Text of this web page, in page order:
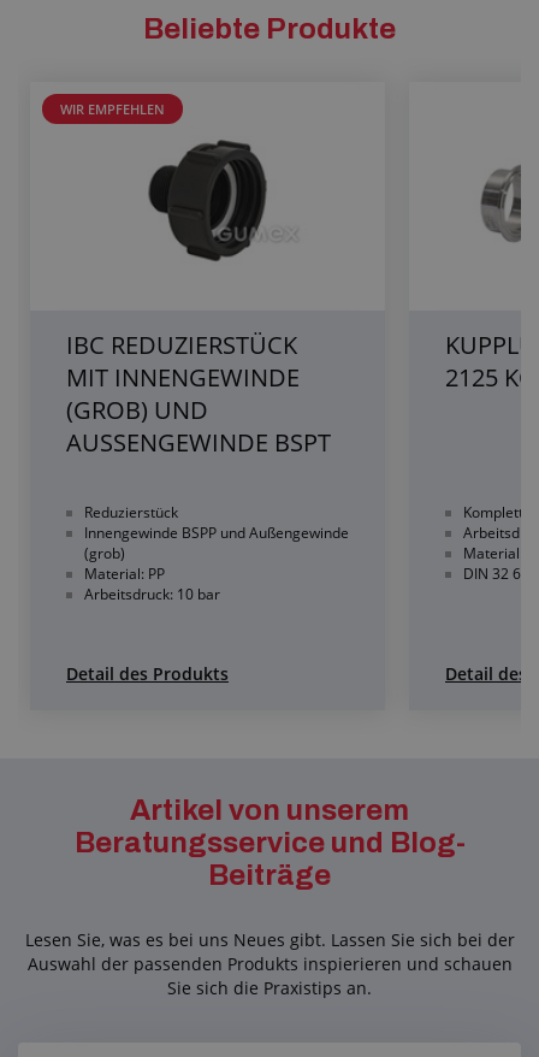
Beliebte Produkte
WIR EMPFEHLEN
IBC REDUZIERSTÜCK
MIT INNENGEWINDE
(GROB) UND
AUSSENGEWINDE BSPT
Reduzierstück
Innengewinde BSPP und Außengewinde
(grob)
Material: PP
Arbeitsdruck: 10 bar
Detail des Produkts
2125
Komplette
Material:
DIN 32 676
Detail des
Artikel von unserem
Beratungsservice und Blog-
Beiträge
Lesen Sie, was es bei uns Neues gibt. Lassen Sie sich bei der
Auswahl der passenden Produkts inspierieren und schauen
Sie sich die Praxistips an.